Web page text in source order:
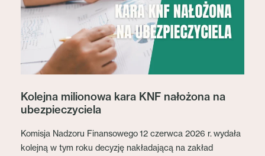
Kolejna milionowa kara KNF nałożona na
ubezpieczyciela
Komisja Nadzoru Finansowego 12 czerwca 2026 r. wydała
kolejną w tym roku decyzję nakładającą na zakład